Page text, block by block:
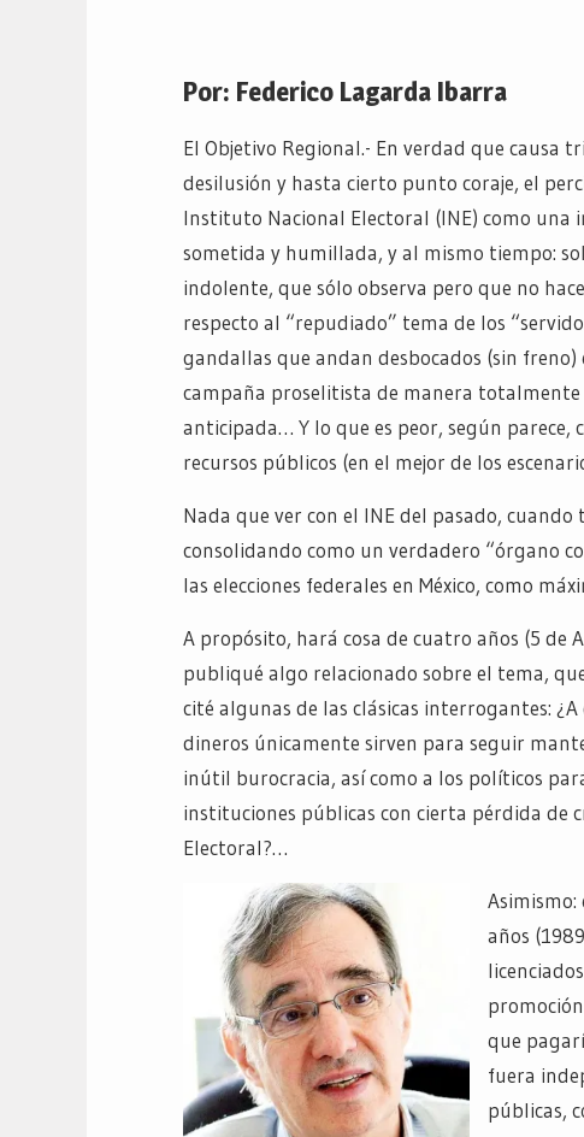
Por: Federico Lagarda Ibarra
El Objetivo Regional.- En verdad que causa
desilusión y hasta cierto punto coraje, el
Instituto Nacional Electoral (INE) como una
sometida y humillada, y al mismo tiempo:
indolente, que sólo observa pero que no
respecto al “repudiado” tema de los
gandallas que andan desbocados (sin freno)
campaña proselitista de manera
anticipada… Y lo que es peor, según parece,
recursos públicos (en el mejor de los
Nada que ver con el INE del pasado,
consolidando como un verdadero “órgano
las elecciones federales en México, como
A propósito, hará cosa de cuatro años (5 de
publiqué algo relacionado sobre el tema,
cité algunas de las clásicas interrogantes:
dineros únicamente sirven para seguir
inútil burocracia, así como a los políticos
instituciones públicas con cierta pérdida de
Electoral?…
años
que
fuera
públicas,